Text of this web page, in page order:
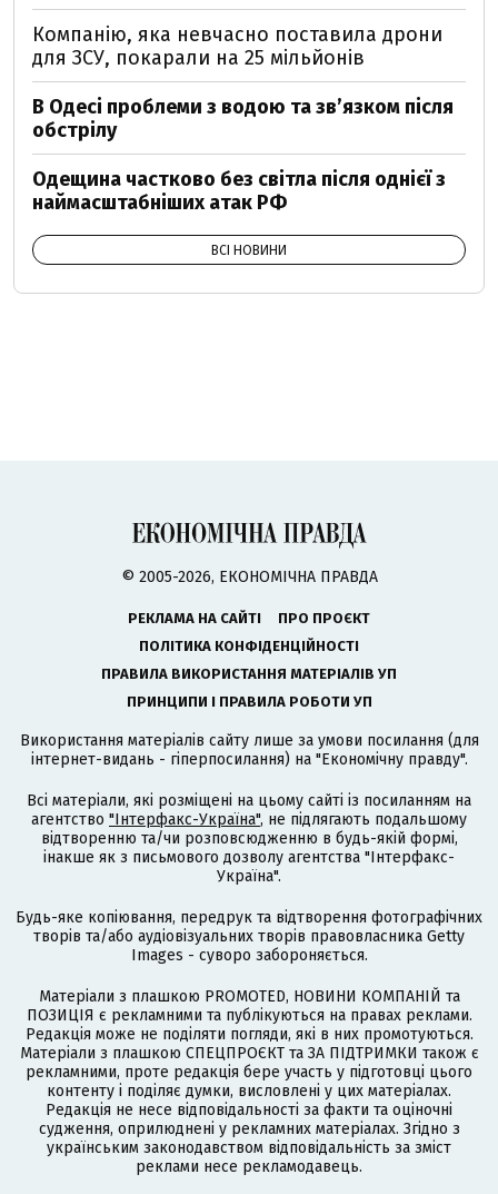
Компанію, яка невчасно поставила дрони
для ЗСУ, покарали на 25 мільйонів
В Одесі проблеми з водою та звʼязком після
обстрілу
Одещина частково без світла після однієї з
наймасштабніших атак РФ
ВСІ НОВИНИ
© 2005-2026, ЕКОНОМІЧНА ПРАВДА
РЕКЛАМА НА САЙТІ
ПРО ПРОЄКТ
ПОЛІТИКА КОНФІДЕНЦІЙНОСТІ
ПРАВИЛА ВИКОРИСТАННЯ МАТЕРІАЛІВ УП
ПРИНЦИПИ І ПРАВИЛА РОБОТИ УП
Використання матеріалів сайту лише за умови посилання (для
інтернет-видань - гіперпосилання) на "Економічну правду".
Всі матеріали, які розміщені на цьому сайті із посиланням на
агентство "Інтерфакс-Україна", не підлягають подальшому
відтворенню та/чи розповсюдженню в будь-якій формі,
інакше як з письмового дозволу агентства "Інтерфакс-
Україна".
Будь-яке копіювання, передрук та відтворення фотографічних
творів та/або аудіовізуальних творів правовласника Getty
Images - суворо забороняється.
Матеріали з плашкою PROMOTED, НОВИНИ КОМПАНІЙ та
ПОЗИЦІЯ є рекламними та публікуються на правах реклами.
Редакція може не поділяти погляди, які в них промотуються.
Матеріали з плашкою СПЕЦПРОЄКТ та ЗА ПІДТРИМКИ також є
рекламними, проте редакція бере участь у підготовці цього
контенту і поділяє думки, висловлені у цих матеріалах.
Редакція не несе відповідальності за факти та оціночні
судження, оприлюднені у рекламних матеріалах. Згідно з
українським законодавством відповідальність за зміст
реклами несе рекламодавець.